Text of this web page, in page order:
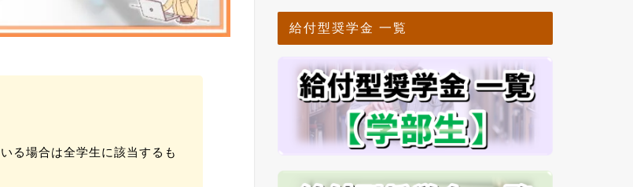
る場合は全学生に該当するも
給付型奨学金 一覧